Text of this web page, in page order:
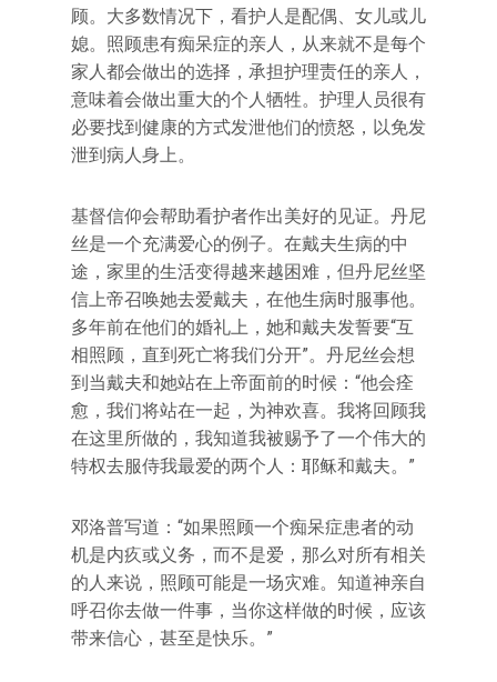
顾。大多数情况下，看护人是配偶、女儿或儿
媳。照顾患有痴呆症的亲人，从来就不是每个
家人都会做出的选择，承担护理责任的亲人，
意味着会做出重大的个人牺牲。护理人员很有
必要找到健康的方式发泄他们的愤怒，以免发
泄到病人身上。
基督信仰会帮助看护者作出美好的见证。丹尼
丝是一个充满爱心的例子。在戴夫生病的中
途，家里的生活变得越来越困难，但丹尼丝坚
信上帝召唤她去爱戴夫，在他生病时服事他。
多年前在他们的婚礼上，她和戴夫发誓要“互
相照顾，直到死亡将我们分开”。丹尼丝会想
到当戴夫和她站在上帝面前的时候：“他会痊
愈，我们将站在一起，为神欢喜。我将回顾我
在这里所做的，我知道我被赐予了一个伟大的
特权去服侍我最爱的两个人：耶稣和戴夫。”
邓洛普写道：“如果照顾一个痴呆症患者的动
机是内疚或义务，而不是爱，那么对所有相关
的人来说，照顾可能是一场灾难。知道神亲自
呼召你去做一件事，当你这样做的时候，应该
带来信心，甚至是快乐。”